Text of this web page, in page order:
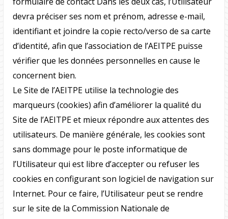
devra préciser ses nom et prénom, adresse e-mail,
identifiant et joindre la copie recto/verso de sa carte
d’identité, afin que l’association de l’AEITPE puisse
vérifier que les données personnelles en cause le
concernent bien.
Le Site de l’AEITPE utilise la technologie des
marqueurs (cookies) afin d’améliorer la qualité du
Site de l’AEITPE et mieux répondre aux attentes des
utilisateurs. De manière générale, les cookies sont
sans dommage pour le poste informatique de
l’Utilisateur qui est libre d’accepter ou refuser les
cookies en configurant son logiciel de navigation sur
Internet. Pour ce faire, l’Utilisateur peut se rendre
sur le site de la Commission Nationale de